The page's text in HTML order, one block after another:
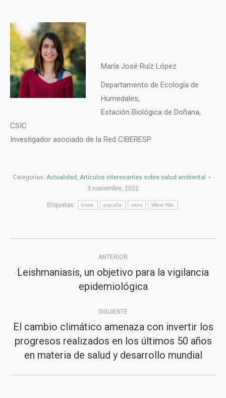
María José Ruíz López
Departamento de Ecología de
Humedales,
Estación Biológica de Doñana,
CSIC
Investigador asociado de la Red CIBERESP
Categorías: Actualidad , Artículos interesantes sobre salud ambiental
3 noviembre, 2022
Etiquetas: brote españa virus West Nile
entre
publicaciones
ANTERIOR
Publicación
anterior:
Leishmaniasis, un objetivo para la vigilancia
epidemiológica
SIGUIENTE
Publicación
siguiente:
El cambio climático amenaza con invertir los
progresos realizados en los últimos 50 años
en materia de salud y desarrollo mundial